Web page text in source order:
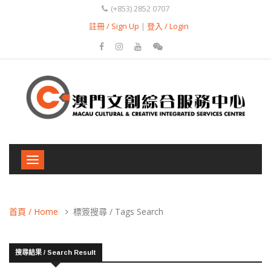
(+853) 2852 0707
註冊 / Sign Up | 登入 / Login
Toggle
navigation
首頁 / Home 標簽搜尋 / Tags Search
搜尋結果 / Search Result